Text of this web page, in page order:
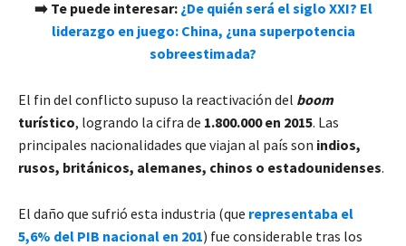
➡️ Te puede interesar: ¿De quién será el siglo XXI? El
liderazgo en juego: China, ¿una superpotencia
sobreestimada?
El fin del conflicto supuso la reactivación del boom
turístico, logrando la cifra de 1.800.000 en 2015. Las
principales nacionalidades que viajan al país son indios,
rusos, británicos, alemanes, chinos o estadounidenses.
El daño que sufrió esta industria (que representaba el
5,6% del PIB nacional en 201) fue considerable tras los